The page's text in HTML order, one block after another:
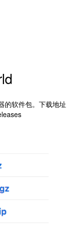
的软件包。下载地址